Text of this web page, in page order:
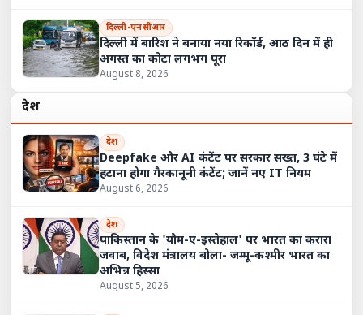
दिल्ली-एनसीआर
दिल्ली में बारिश ने बनाया नया रिकॉर्ड, आठ दिन में ही
अगस्त का कोटा लगभग पूरा
August 8, 2026
देश
देश
Deepfake और AI कंटेंट पर सरकार सख्त, 3 घंटे में
हटाना होगा गैरकानूनी कंटेंट; जानें नए IT नियम
August 6, 2026
देश
पाकिस्तान के 'यौम-ए-इस्तेहाल' पर भारत का करारा
जवाब, विदेश मंत्रालय बोला- जम्मू-कश्मीर भारत का
अभिन्न हिस्सा
August 5, 2026